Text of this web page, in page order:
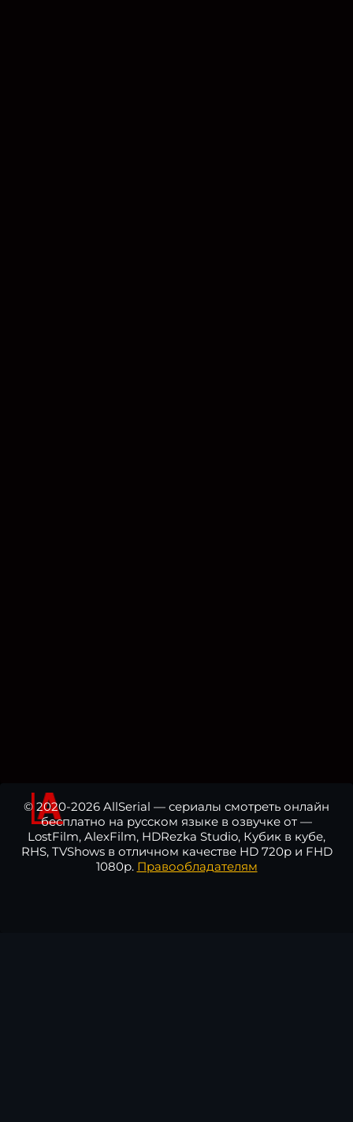
© 2020-2026 AllSerial — сериалы смотреть онлайн
бесплатно на русском языке в озвучке от —
LostFilm, AlexFilm, HDRezka Studio, Кубик в кубе,
RHS, TVShows в отличном качестве HD 720p и FHD
1080p. Правообладателям